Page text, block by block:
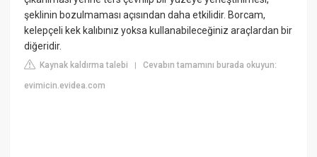
şeklinin bozulmaması açısından daha etkilidir. Borcam,
kelepçeli kek kalıbınız yoksa kullanabileceğiniz araçlardan bir
diğeridir.
Kaynak kaldırma talebi |Cevabın tamamını burada okuyun:
evimicin.evidea.com